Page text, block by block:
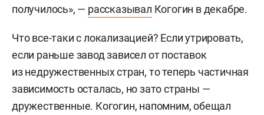
получилось», — рассказывал Когогин в декабре.
Что все-таки с локализацией? Если утрировать,
если раньше завод зависел от поставок
из недружественных стран, то теперь частичная
зависимость осталась, но зато страны —
дружественные. Когогин, напомним, обещал